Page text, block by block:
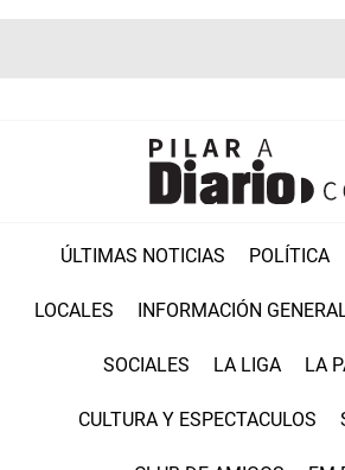
ÚLTIMAS NOTICIAS POLÍTICA
LOCALES INFORMACIÓN
SOCIALES LA LIGA LA
CULTURA Y ESPECTACULOS